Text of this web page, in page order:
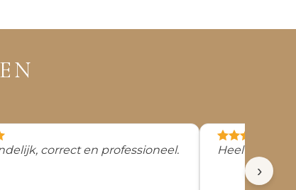
correct en professioneel.
›